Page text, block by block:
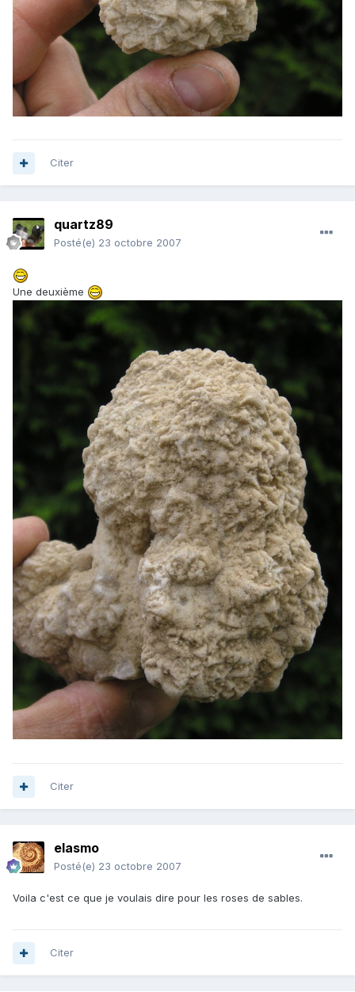
Citer
quartz89
Posté(e) 23 octobre 2007
Une deuxième
Citer
elasmo
Posté(e) 23 octobre 2007
Voila c'est ce que je voulais dire pour les roses de sables.
Citer